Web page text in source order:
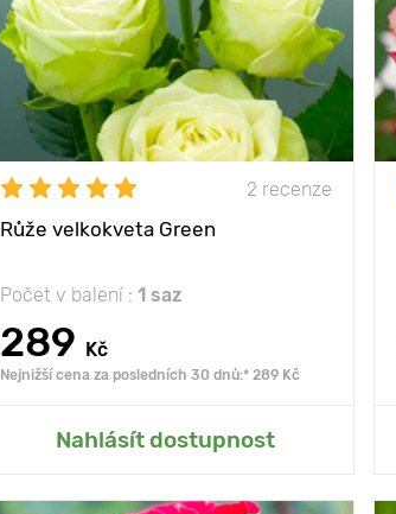
2 recenze
Růže velkokveta Green
Počet v balení : 1 saz
289 Kč
Nejnižší cena za posledních 30 dnů:* 289 Kč
Nahlásít dostupnost
Vzdálenost mezi
rostlinami
50 - 100 cm
Poloha slunce
Mrazuvzdornost mrazuvzdorný
Přidat do mé zahrady